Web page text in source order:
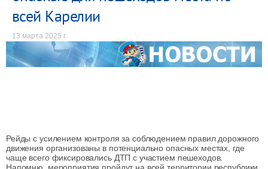
всей Карелии
13 марта 2025 г.
Рейды с усилением контроля за соблюдением правил дорожного
движения организованы в потенциально опасных местах, где
чаще всего фиксировались ДТП с участием пешеходов.